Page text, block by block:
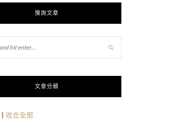
搜詢文章
文章分類
| 收合全部